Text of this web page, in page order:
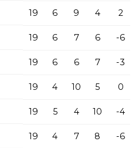
19 6 9 4 2
19 6 7 6 -6
19 6 6 7 -3
19 4 10 5 0
19 5 4 10 -4
19 4 7 8 -6